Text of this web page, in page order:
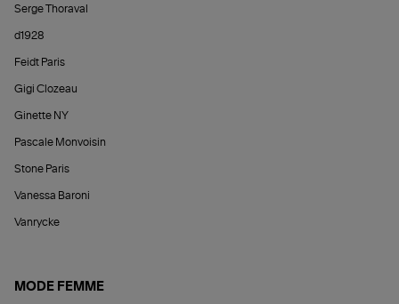
Serge Thoraval
d1928
Feidt Paris
Gigi Clozeau
Ginette NY
Pascale Monvoisin
Stone Paris
Vanessa Baroni
Vanrycke
MODE FEMME